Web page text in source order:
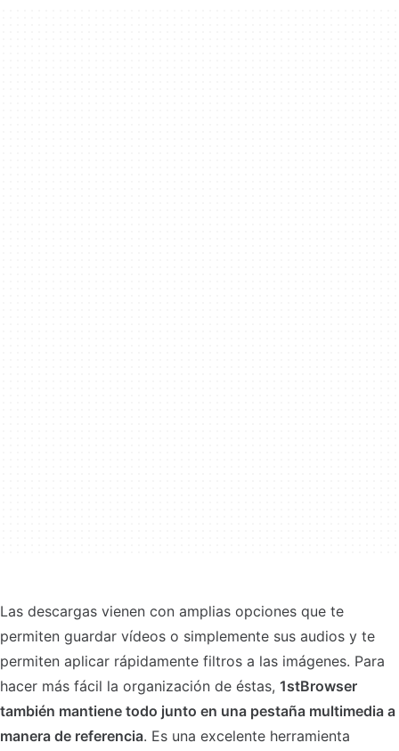
Las descargas vienen con amplias opciones que te
permiten guardar vídeos o simplemente sus audios y te
permiten aplicar rápidamente filtros a las imágenes. Para
hacer más fácil la organización de éstas, 1stBrowser
también mantiene todo junto en una pestaña multimedia a
manera de referencia. Es una excelente herramienta